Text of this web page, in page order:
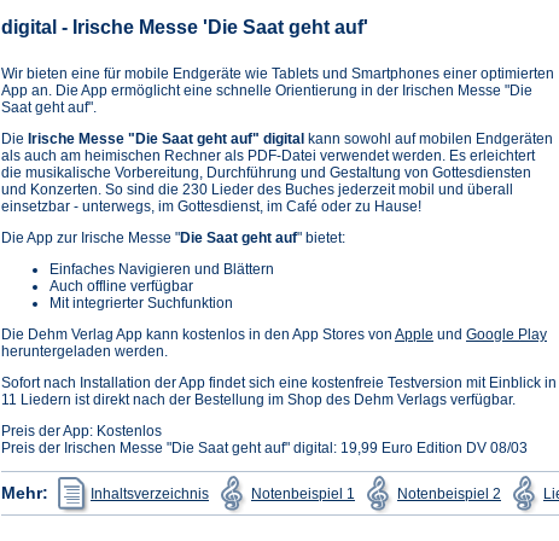
digital - Irische Messe 'Die Saat geht auf'
Wir bieten eine für mobile Endgeräte wie Tablets und Smartphones einer optimierten
App an. Die App ermöglicht eine schnelle Orientierung in der Irischen Messe "Die
Saat geht auf".
Die Irische Messe "Die Saat geht auf" digital kann sowohl auf mobilen Endgeräten
als auch am heimischen Rechner als PDF-Datei verwendet werden. Es erleichtert
die musikalische Vorbereitung, Durchführung und Gestaltung von Gottesdiensten
und Konzerten. So sind die 230 Lieder des Buches jederzeit mobil und überall
einsetzbar - unterwegs, im Gottesdienst, im Café oder zu Hause!
Die App zur Irische Messe "Die Saat geht auf" bietet:
Einfaches Navigieren und Blättern
Auch offline verfügbar
Mit integrierter Suchfunktion
Die Dehm Verlag App kann kostenlos in den App Stores von Apple (Öffnet
neuen
Tab)
und Google Play
heruntergeladen werden.
Sofort nach Installation der App findet sich eine kostenfreie Testversion mit Einblick
11 Liedern ist direkt nach der Bestellung im Shop des Dehm Verlags verfügbar.
Preis der App: Kostenlos
Preis der Irischen Messe "Die Saat geht auf" digital: 19,99 Euro Edition DV 08/03
Mehr: Inhaltsverzeichnis
(Öffnet
in
einem
Notenbeispiel 1
(Öffnet
in
einem
Notenbeispiel 2
(Öffnet
in
einem